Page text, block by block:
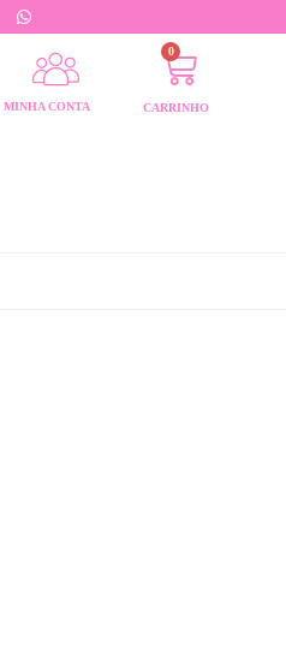
MINHA CONTA
0
CARRINHO